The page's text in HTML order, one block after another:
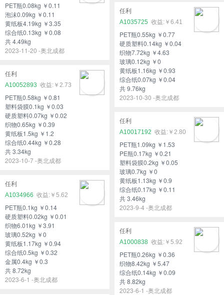
PET瓶0.08kg ￥0.11
泡沫0.09kg ￥0.11
黄纸板4.19kg ￥3.35
综合纸0.13kg ￥0.08
共 4.49kg
2023-11-20 -奥北成都
任利
A1035725
￥6.41
PET瓶0.55kg ￥0.77
硬质塑料0.14kg ￥0.04
织物7.72kg ￥4.63
玻璃0.12kg ￥0
黄纸板1.16kg ￥0.93
综合纸0.07kg ￥0.04
共 9.76kg
2023-10-30 -奥北成都
任利
A10052893
￥2.73
PET瓶0.58kg ￥0.81
塑料袋膜0.1kg ￥0.03
硬质塑料0.07kg ￥0.02
织物0.65kg ￥0.39
黄纸板1.5kg ￥1.2
综合纸0.44kg ￥0.28
共 3.34kg
2023-10-7 -奥北成都
任利
A10017192
￥2.80
PET瓶1.09kg ￥1.53
PE瓶0.17kg ￥0.21
塑料袋膜0.2kg ￥0.05
玻璃0.7kg ￥0
黄纸板1.13kg ￥0.9
综合纸0.17kg ￥0.11
共 3.46kg
2023-9-4 -奥北成都
任利
A1034966
￥5.62
PET瓶0.1kg ￥0.14
硬质塑料0.02kg ￥0.01
织物6.01kg ￥3.91
玻璃0.52kg ￥0
黄纸板1.17kg ￥0.94
综合纸0.5kg ￥0.32
金属0.4kg ￥0.3
共 8.72kg
2023-6-1 -奥北成都
任利
A1000838
￥5.92
PET瓶0.26kg ￥0.36
织物8.42kg ￥5.47
综合纸0.14kg ￥0.09
共 8.82kg
2023-6-1 -奥北成都